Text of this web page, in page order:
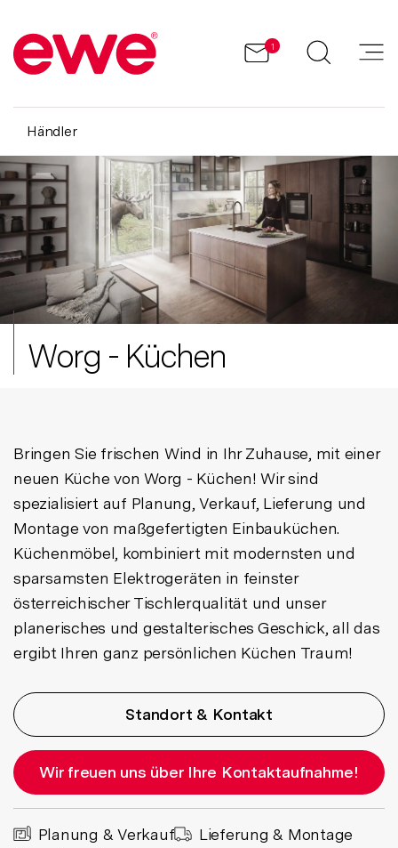
1
Händler
Worg - Küchen
Bringen Sie frischen Wind in Ihr Zuhause, mit einer
neuen Küche von Worg - Küchen! Wir sind
spezialisiert auf Planung, Verkauf, Lieferung und
Montage von maßgefertigten Einbauküchen.
Küchenmöbel, kombiniert mit modernsten und
sparsamsten Elektrogeräten in feinster
österreichischer Tischlerqualität und unser
planerisches und gestalterisches Geschick, all das
ergibt Ihren ganz persönlichen Küchen Traum!
Standort & Kontakt
Wir freuen uns über Ihre Kontaktaufnahme!
Planung & Verkauf
Lieferung & Montage